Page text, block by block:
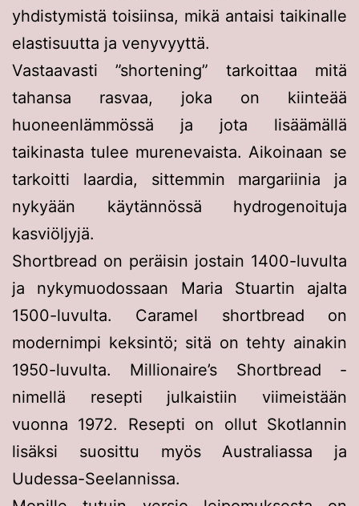
yhdistymistä toisiinsa, mikä antaisi taikinalle
elastisuutta ja venyvyyttä.
Vastaavasti ”shortening” tarkoittaa mitä
tahansa rasvaa, joka on kiinteää
huoneenlämmössä ja jota lisäämällä
taikinasta tulee murenevaista. Aikoinaan se
tarkoitti laardia, sittemmin margariinia ja
nykyään käytännössä hydrogenoituja
kasviöljyjä.
Shortbread on peräisin jostain 1400-luvulta
ja nykymuodossaan Maria Stuartin ajalta
1500-luvulta. Caramel shortbread on
modernimpi keksintö; sitä on tehty ainakin
1950-luvulta. Millionaire’s Shortbread -
nimellä resepti julkaistiin viimeistään
vuonna 1972. Resepti on ollut Skotlannin
lisäksi suosittu myös Australiassa ja
Uudessa-Seelannissa.